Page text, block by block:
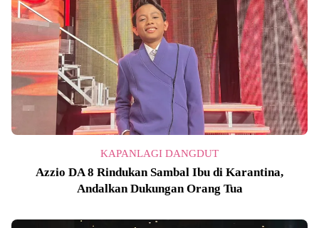
KAPANLAGI DANGDUT
Azzio DA 8 Rindukan Sambal Ibu di Karantina,
Andalkan Dukungan Orang Tua